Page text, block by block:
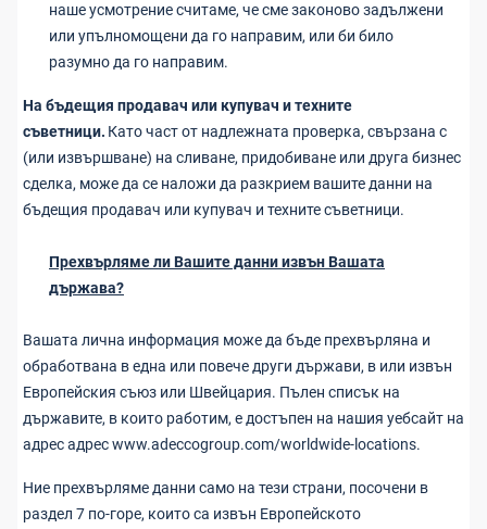
наше усмотрение считаме, че сме законово задължени
или упълномощени да го направим, или би било
разумно да го направим.
На бъдещия продавач или купувач и техните
съветници. Като част от надлежната проверка, свързана с
(или извършване) на сливане, придобиване или друга бизнес
сделка, може да се наложи да разкрием вашите данни на
бъдещия продавач или купувач и техните съветници.
Прехвърляме ли Вашите данни извън Вашата
държава?
Вашата лична информация може да бъде прехвърляна и
обработвана в една или повече други държави, в или извън
Европейския съюз или Швейцария. Пълен списък на
държавите, в които работим, е достъпен на нашия уебсайт на
адрес адрес www.adeccogroup.com/worldwide-locations.
Ние прехвърляме данни само на тези страни, посочени в
раздел 7 по-горе, които са извън Европейското